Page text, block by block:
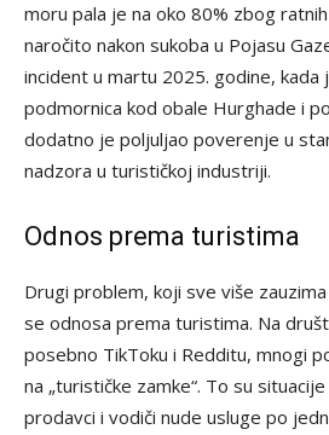
moru pala je na oko 80% zbog
naročito nakon sukoba u Pojasu
incident u martu 2025. godine, kada
podmornica kod obale Hurghade i
dodatno je poljuljao poverenje u
nadzora u turističkoj industriji.
Odnos prema turistima
Drugi problem, koji sve više
se odnosa prema turistima. Na
posebno TikToku i Redditu, mnogi
na „turističke zamke“. To su
prodavci i vodiči nude usluge po